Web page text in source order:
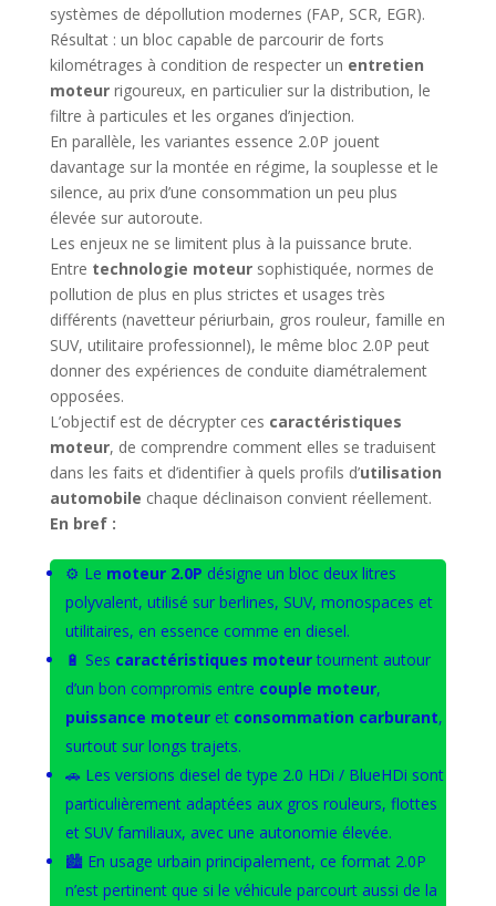
systèmes de dépollution modernes (FAP, SCR, EGR).
Résultat : un bloc capable de parcourir de forts
kilométrages à condition de respecter un entretien
moteurrigoureux, en particulier sur la distribution, le
filtre à particules et les organes d’injection.
En parallèle, les variantes essence 2.0P jouent
davantage sur la montée en régime, la souplesse et le
silence, au prix d’une consommation un peu plus
élevée sur autoroute.
Les enjeux ne se limitent plus à la puissance brute.
Entre technologie moteursophistiquée, normes de
pollution de plus en plus strictes et usages très
différents (navetteur périurbain, gros rouleur, famille en
SUV, utilitaire professionnel), le même bloc 2.0P peut
donner des expériences de conduite diamétralement
opposées.
L’objectif est de décrypter ces caractéristiques
moteur, de comprendre comment elles se traduisent
dans les faits et d’identifier à quels profils d’utilisation
automobile chaque déclinaison convient réellement.
En bref :
⚙️ Le moteur 2.0P désigne un bloc deux litres
polyvalent, utilisé sur berlines, SUV, monospaces et
utilitaires, en essence comme en diesel.
🔋 Ses caractéristiques moteurtournent autour
d’un bon compromis entre couple moteur,
puissance moteuret consommation carburant,
surtout sur longs trajets.
🚗 Les versions diesel de type 2.0 HDi / BlueHDi sont
particulièrement adaptées aux gros rouleurs, flottes
et SUV familiaux, avec une autonomie élevée.
🏙️ En usage urbain principalement, ce format 2.0P
n’est pertinent que si le véhicule parcourt aussi de la